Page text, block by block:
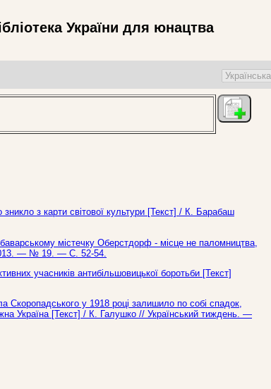
України для юнацтва
з карти світової культури [Текст] / К. Барабаш
містечку Оберстдорф - місце не паломництва,
— № 19. — С. 52-54.
учасників антибільшовицької боротьби [Текст]
у 1918 році залишило по собі спадок,
Україна [Текст] / К. Галушко // Український тиждень. —